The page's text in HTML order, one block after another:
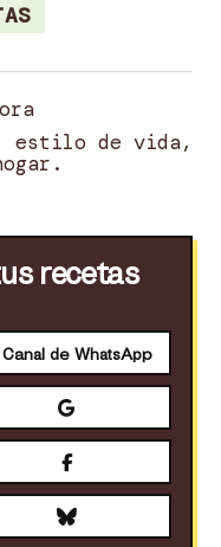
estilo de vida,
recetas
Canal de WhatsApp